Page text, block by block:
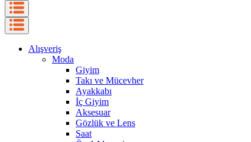
Alışveriş
Moda
Giyim
Takı ve Mücevher
Ayakkabı
İç Giyim
Aksesuar
Gözlük ve Lens
Saat